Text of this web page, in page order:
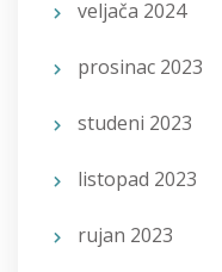
veljača 2024
prosinac 2023
studeni 2023
listopad 2023
rujan 2023